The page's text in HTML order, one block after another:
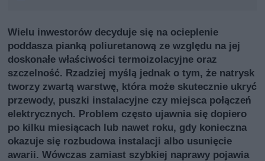
Wielu inwestorów decyduje się na ocieplenie
poddasza pianką poliuretanową ze względu na jej
doskonałe właściwości termoizolacyjne oraz
szczelność. Rzadziej myślą jednak o tym, że natrysk
tworzy zwartą warstwę, która może skutecznie ukryć
przewody, puszki instalacyjne czy miejsca połączeń
elektrycznych. Problem często ujawnia się dopiero
po kilku miesiącach lub nawet roku, gdy konieczna
okazuje się rozbudowa instalacji albo usunięcie
awarii. Wówczas zamiast szybkiej naprawy pojawia